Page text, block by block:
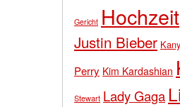
Gericht Hochzeit
Justin Bieber
Perry Kim Kardashian
Stewart Lady Gaga